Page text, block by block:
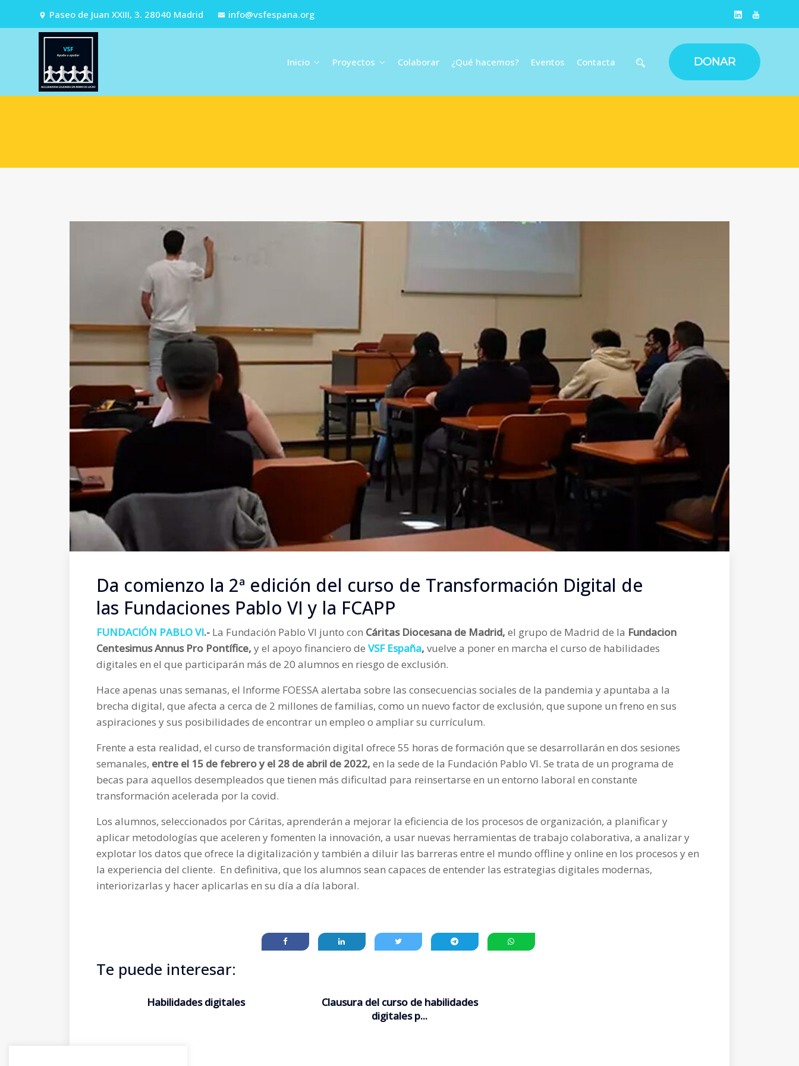
Paseo de Juan XXIII, 3. 28040 Madrid info@vsfespana.org
Inicio Proyectos Colaborar ¿Qué hacemos? Eventos Contacta DONAR
Da comienzo la 2ª edición del curso de Transformación Digital de
las Fundaciones Pablo VI y la FCAPP
FUNDACIÓN PABLO VI.- La Fundación Pablo VI junto con Cáritas Diocesana de Madrid, el grupo de Madrid de la Fundacion
Centesimus Annus Pro Pontífice, y el apoyo financiero de VSF España, vuelve a poner en marcha el curso de habilidades
digitales en el que participarán más de 20 alumnos en riesgo de exclusión.
Hace apenas unas semanas, el Informe FOESSA alertaba sobre las consecuencias sociales de la pandemia y apuntaba a la
brecha digital, que afecta a cerca de 2 millones de familias, como un nuevo factor de exclusión, que supone un freno en sus
aspiraciones y sus posibilidades de encontrar un empleo o ampliar su currículum.
Frente a esta realidad, el curso de transformación digital ofrece 55 horas de formación que se desarrollarán en dos sesiones
semanales, entre el 15 de febrero y el 28 de abril de 2022, en la sede de la Fundación Pablo VI. Se trata de un programa de
becas para aquellos desempleados que tienen más dificultad para reinsertarse en un entorno laboral en constante
transformación acelerada por la covid.
Los alumnos, seleccionados por Cáritas, aprenderán a mejorar la eficiencia de los procesos de organización, a planificar y
aplicar metodologías que aceleren y fomenten la innovación, a usar nuevas herramientas de trabajo colaborativa, a analizar y
explotar los datos que ofrece la digitalización y también a diluir las barreras entre el mundo offline y online en los procesos y en
la experiencia del cliente. En definitiva, que los alumnos sean capaces de entender las estrategias digitales modernas,
interiorizarlas y hacer aplicarlas en su día a día laboral.
Te puede interesar:
Habilidades digitales
Clausura del curso de habilidades
digitales p...